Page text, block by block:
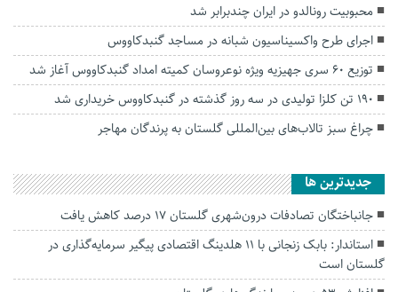
محبوبیت رونالدو در ایران چندبرابر شد
اجرای طرح واکسیناسیون شبانه در مساجد گنبدکاووس
توزیع ۶۰ سری جهیزیه ویژه نوعروسان کمیته امداد گنبدکاووس آغاز شد
۱۹۰ تن کلزا تولیدی در سه روز گذشته در گنبدکاووس خریداری شد
چراغ سبز تالاب‌های بین‌المللی گلستان به پرندگان مهاجر
جديدترين ها
جانباختگان تصادفات درون‌شهری گلستان ۱۷ درصد کاهش یافت
استاندار: بابک زنجانی با ۱۱ هلدینگ اقتصادی پیگیر سرمایه‌گذاری در
گلستان است